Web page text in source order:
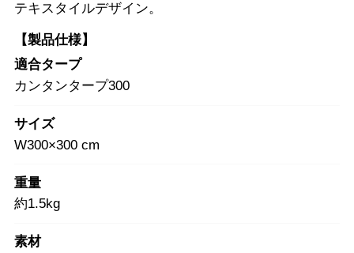
テキスタイルデザイン。
【製品仕様】
適合タープ
カンタンタープ300
サイズ
W300×300 cm
重量
約1.5kg
素材